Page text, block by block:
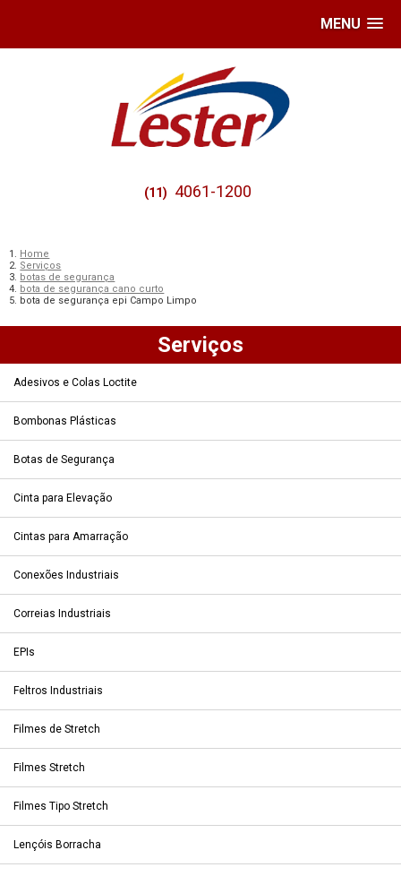
MENU
(11) 4061-1200
Home
Serviços
botas de segurança
bota de segurança cano curto
bota de segurança epi Campo Limpo
Serviços
Adesivos e Colas Loctite
Bombonas Plásticas
Botas de Segurança
Cinta para Elevação
Cintas para Amarração
Conexões Industriais
Correias Industriais
EPIs
Feltros Industriais
Filmes de Stretch
Filmes Stretch
Filmes Tipo Stretch
Lençóis Borracha